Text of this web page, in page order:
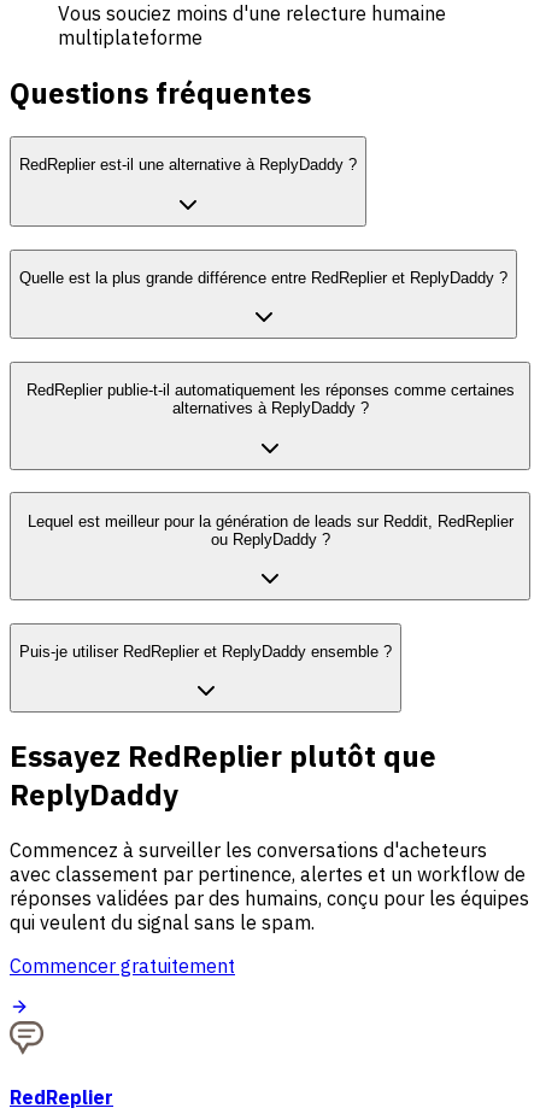
Vous souciez moins d'une relecture humaine
multiplateforme
Questions fréquentes
RedReplier est-il une alternative à ReplyDaddy ?
Quelle est la plus grande différence entre RedReplier et ReplyDaddy ?
RedReplier publie-t-il automatiquement les réponses comme certaines
alternatives à ReplyDaddy ?
Lequel est meilleur pour la génération de leads sur Reddit, RedReplier
ou ReplyDaddy ?
Puis-je utiliser RedReplier et ReplyDaddy ensemble ?
Essayez RedReplier plutôt que
ReplyDaddy
Commencez à surveiller les conversations d'acheteurs
avec classement par pertinence, alertes et un workflow de
réponses validées par des humains, conçu pour les équipes
qui veulent du signal sans le spam.
Commencer gratuitement
RedReplier